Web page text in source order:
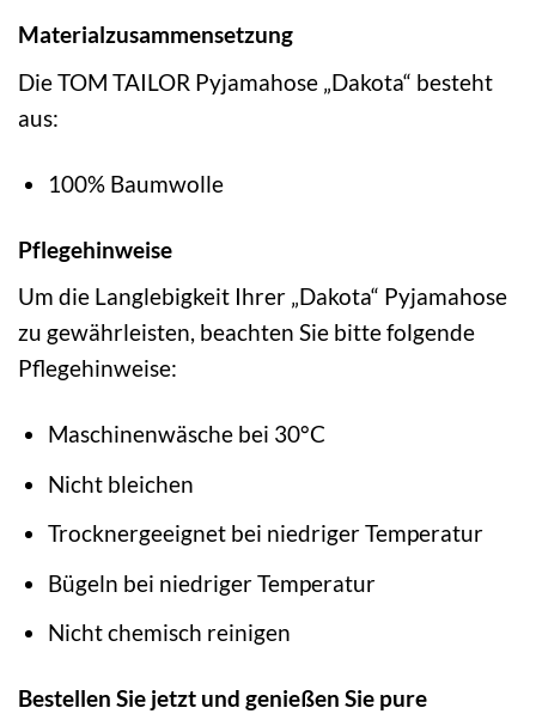
Materialzusammensetzung
Die TOM TAILOR Pyjamahose „Dakota“ besteht
aus:
100% Baumwolle
Pflegehinweise
Um die Langlebigkeit Ihrer „Dakota“ Pyjamahose
zu gewährleisten, beachten Sie bitte folgende
Pflegehinweise:
Maschinenwäsche bei 30°C
Nicht bleichen
Trocknergeeignet bei niedriger Temperatur
Bügeln bei niedriger Temperatur
Nicht chemisch reinigen
Bestellen Sie jetzt und genießen Sie pure